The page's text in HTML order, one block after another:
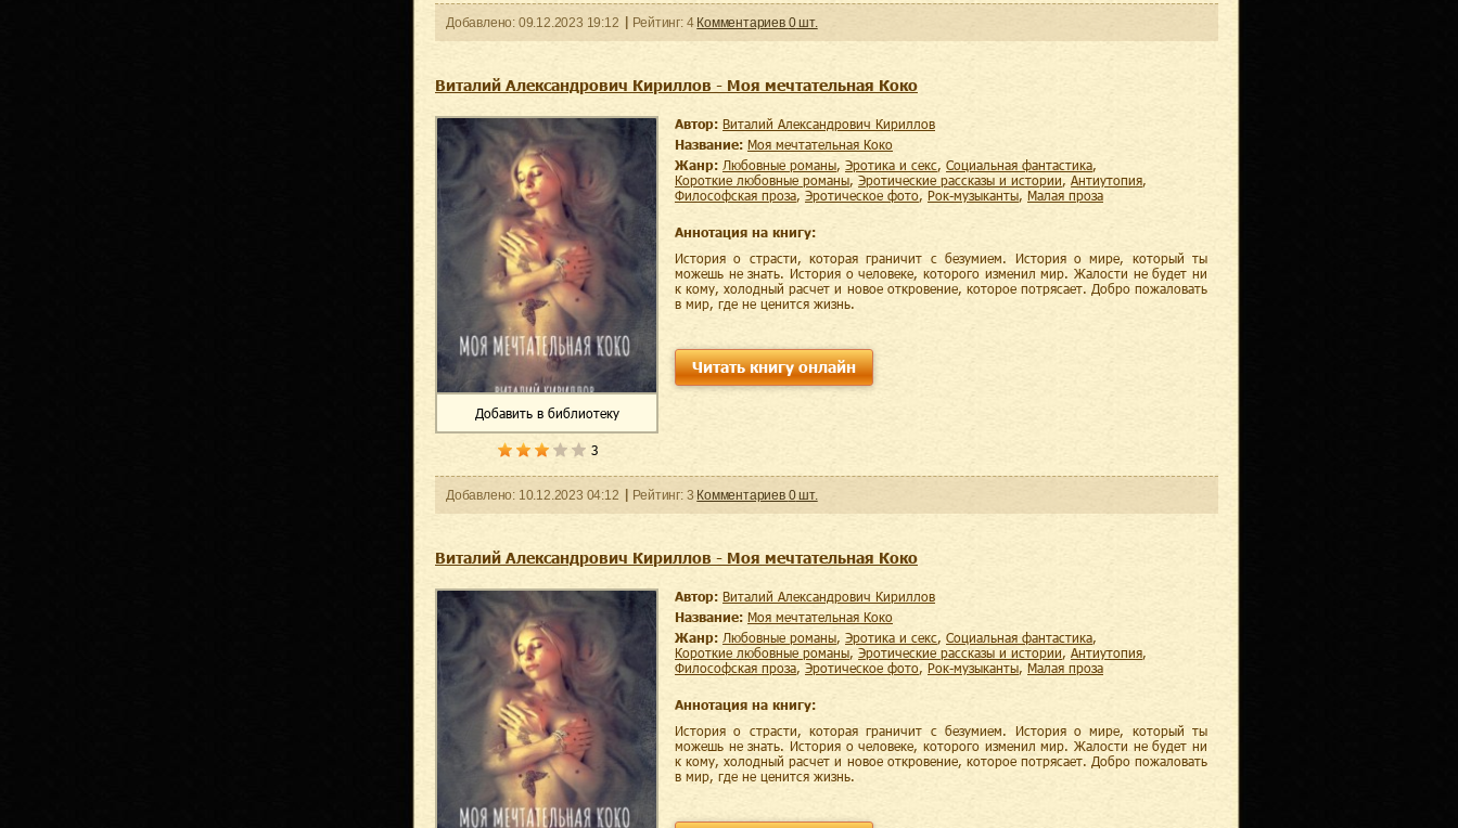
Добавленo: 09.12.2023 19:12 Рейтинг: 4 Комментариев 0шт.
Виталий Александрович Кириллов - Моя мечтательная Коко
Добавить в библиотеку
3
Автор:
Виталий Александрович Кириллов
Название:
Моя мечтательная Коко
Жанр:
любовные романы эротика и секс социальная фантастика
короткие любовные романы
эротические рассказы и истории антиутопия
философская проза
эротическое фото рок-музыканты малая проза
Аннотация на книгу:
История о страсти, которая граничит с безумием. История о мире, который ты
можешь не знать. История о человеке, которого изменил мир. Жалости не будет ни
к кому, холодный расчет и новое откровение, которое потрясает. Добро пожаловать
в мир, где не ценится жизнь.
Читать книгу онлайн
Добавленo: 10.12.2023 04:12 Рейтинг: 3 Комментариев 0шт.
Виталий Александрович Кириллов - Моя мечтательная Коко
Автор:
Виталий Александрович Кириллов
Название:
Моя мечтательная Коко
Жанр:
любовные романы эротика и секс социальная фантастика
короткие любовные романы
эротические рассказы и истории антиутопия
философская проза
эротическое фото рок-музыканты малая проза
Аннотация на книгу:
История о страсти, которая граничит с безумием. История о мире, который ты
можешь не знать. История о человеке, которого изменил мир. Жалости не будет ни
к кому, холодный расчет и новое откровение, которое потрясает. Добро пожаловать
в мир, где не ценится жизнь.